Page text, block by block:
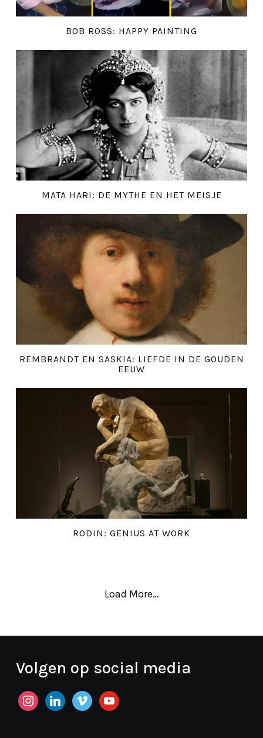
BOB ROSS: HAPPY PAINTING
MATA HARI: DE MYTHE EN HET MEISJE
REMBRANDT EN SASKIA: LIEFDE IN DE GOUDEN
EEUW
RODIN: GENIUS AT WORK
Load More…
Volgen op social media
instagramlinkedinvimeo youtube